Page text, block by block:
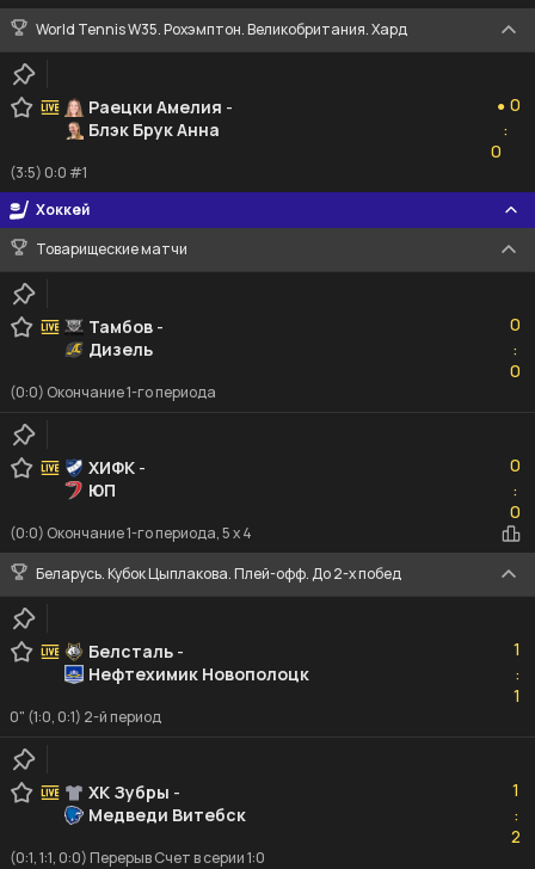
World Tennis W35. Рохэмптон. Великобритания. Хард
Раецки Амелия -
Блэк Брук Анна
● 0
:
0
(3:5) 0:0 #1
Хоккей
Товарищеские матчи
Тамбов -
Дизель
0
:0
0
(0:0) Окончание 1-го периода
ХИФК -
ЮП
0
:0
0
(0:0) Окончание 1-го периода, 5 x 4
Беларусь. Кубок Цыплакова. Плей-офф. До 2-х побед
Белсталь -
Нефтехимик Новополоцк
1
:1
1
0" (1:0, 0:1) 2-й период
ХК Зубры -
Медведи Витебск
1
:2
2
(0:1, 1:1, 0:0) Перерыв Счет в серии 1:0